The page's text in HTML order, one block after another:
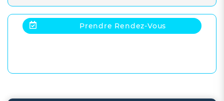
Prendre Rendez-Vous